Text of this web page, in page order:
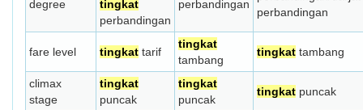
degree
tingkat
perbandingan
perbandingan
perbandingan
fare level tingkat tarif
tingkat
tambang
tingkat tambang
climax
stage
tingkat
puncak
tingkat
puncak
tingkat puncak